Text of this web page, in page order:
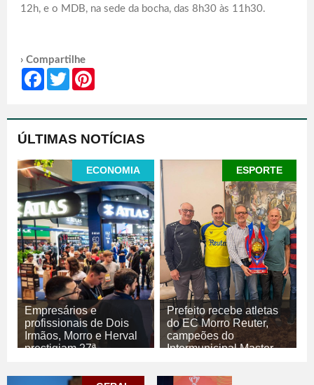
12h, e o MDB, na sede da bocha, das 8h30 às 11h30.
› Compartilhe
Facebook
Twitter
ÚLTIMAS NOTÍCIAS
ECONOMIA
Empresários e
profissionais de Dois
Irmãos, Morro e Herval
prestigiam 27ª
07/08/2026
ESPORTE
Prefeito recebe atletas
do EC Morro Reuter,
campeões do
Intermunicipal Master
07/08/2026